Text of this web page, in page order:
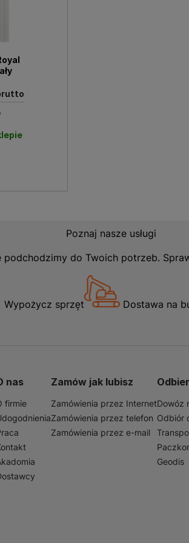
Ich nowoczesny design i
przez długi czas, zachowując swoje
Poznaj nasze usługi
podchodzimy do Twoich potrzeb.
Wypożycz sprzęt Dostawa na
nas
firmie
Zamów jak lubisz
Zamówienia przez Internet
Zamówienia przez telefon
Zamówienia przez e-mail
Dowóz
Odbiór
Geodis